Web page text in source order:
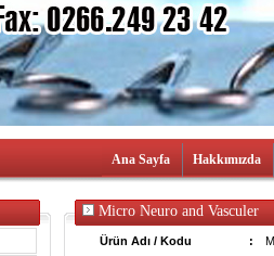
Ana Sayfa Hakkımızda
Micro Neuro and Vasculer
Ürün Adı / Kodu :